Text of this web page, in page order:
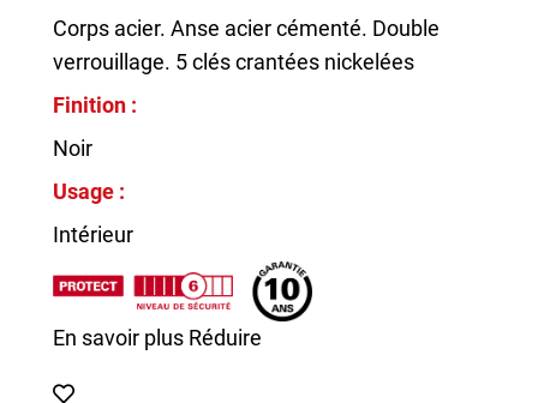
Corps acier. Anse acier cémenté. Double
verrouillage. 5 clés crantées nickelées
Finition :
Noir
Usage :
Intérieur
En savoir plus Réduire